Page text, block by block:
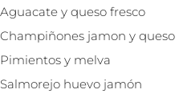
Aguacate y queso fresco
Champiñones jamon y queso
Pimientos y melva
Salmorejo huevo jamón